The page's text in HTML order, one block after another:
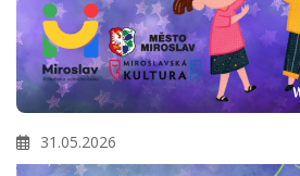
31.05.2026